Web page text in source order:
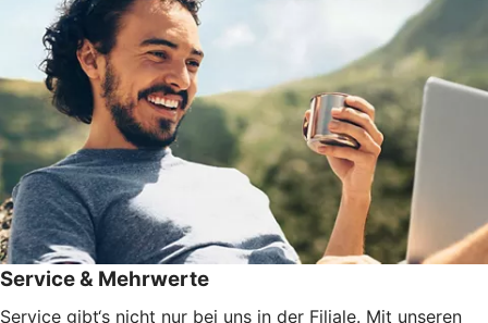
Service & Mehrwerte
Service gibt‘s nicht nur bei uns in der Filiale. Mit unseren